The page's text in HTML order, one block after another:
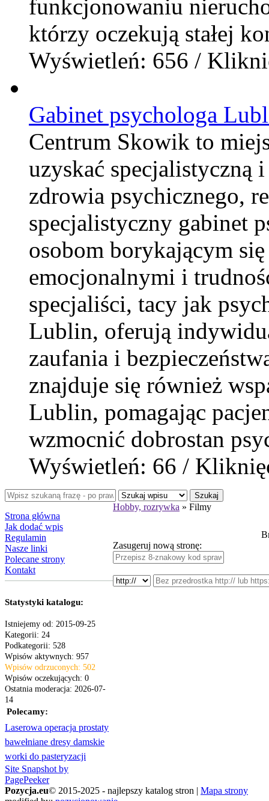
funkcjonowaniu
którzy oczekują stałej
Wyświetleń: 656 /
Gabinet psychologa
Centrum Skowik to
uzyskać specjalistyczną
zdrowia psychicznego,
specjalistyczny gabinet
osobom borykającym
emocjonalnymi i
specjaliści, tacy jak
Lublin, oferują
zaufania i
znajduje się również
Lublin, pomagając
wzmocnić dobrostan
Wyświetleń: 66 /
Szukaj
Strona główna
Jak dodać wpis
Regulamin
Nasze linki
Polecane strony
Kontakt
Statystyki katalogu:
Istniejemy od: 2015-09-25
Kategorii: 24
Podkategorii: 528
Wpisów aktywnych: 957
Wpisów odrzuconych: 502
Wpisów oczekujących: 0
Ostatnia moderacja: 2026-07-
14
Polecamy:
Laserowa operacja prostaty
bawełniane dresy damskie
worki do pasteryzacji
Site Snapshot by
PagePeeker
Hobby, rozrywka » Filmy
Zasugeruj nową stronę:
Pozycja.eu© 2015-2025 - najlepszy katalog stron | Mapa strony